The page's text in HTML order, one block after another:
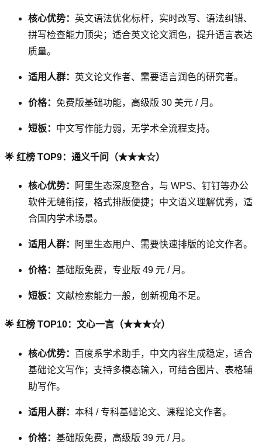
核心优势： 英文语法优化标杆，实时改写、语法纠错、
拼写检查能力顶尖；适合英文论文润色，提升语言表达
质量。
适用人群： 英文论文作者、需要语言润色的研究者。
价格： 免费版基础功能，高级版 30 美元 / 月。
短板： 中文写作能力弱，无学术全流程支持。
🌟 红榜 TOP9：通义千问（★★★☆）
核心优势：
阿里生态深度整合，与 WPS、钉钉等办公
软件无缝衔接，格式排版便捷；中文语义理解优秀，适
合国内学术场景。
适用人群： 阿里生态用户、需要快速排版的论文作者。
价格： 基础版免费，专业版 49 元 / 月。
短板： 文献检索能力一般，创新视角不足。
🌟 红榜 TOP10：文心一言（★★★☆）
核心优势： 百度系学术助手，中文内容生成稳定，适合
基础论文写作；支持多模态输入，可结合图片、表格辅
助写作。
适用人群： 本科 / 专科基础论文、课程论文作者。
价格： 基础版免费，高级版 39 元 / 月。